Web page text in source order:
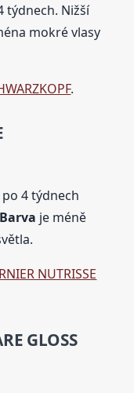
týdnech. Nižší
mokré vlasy
.
4 týdnech
Barva je méně
NUTRISSE
GLOSS